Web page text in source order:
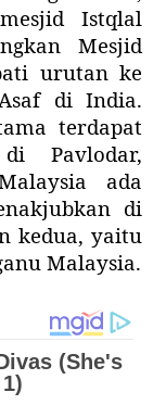
Istqlal
Mesjid
urutan ke
di India.
terdapat
Pavlodar,
ada
di
kedua, yaitu
Malaysia.